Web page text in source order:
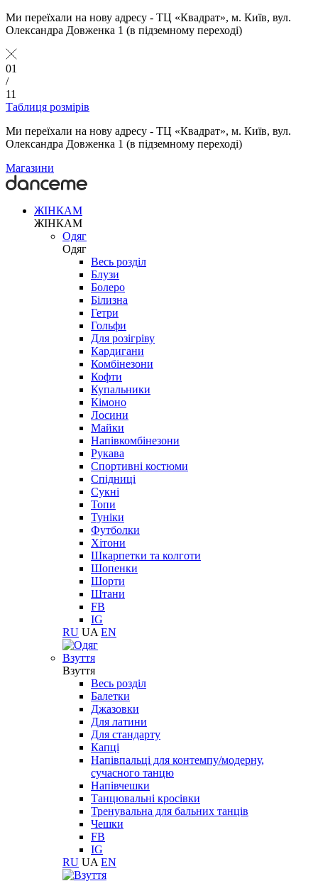
Ми переїхали на нову адресу - ТЦ «Квадрат», м. Київ, вул.
Олександра Довженка 1 (в підземному переході)
01
/
11
Таблиця розмірів
Ми переїхали на нову адресу - ТЦ «Квадрат», м. Київ, вул.
Олександра Довженка 1 (в підземному переході)
Магазини
ЖІНКАМ
ЖІНКАМ
Одяг
Одяг
Весь розділ
Блузи
Болеро
Білизна
Гетри
Гольфи
Для розігріву
Кардигани
Комбінезони
Кофти
Купальники
Кімоно
Лосини
Майки
Напівкомбінезони
Рукава
Спортивні костюми
Спідниці
Сукні
Топи
Туніки
Футболки
Хітони
Шкарпетки та колготи
Шопенки
Шорти
Штани
FB
IG
RU UA EN
Взуття
Взуття
Весь розділ
Балетки
Джазовки
Для латини
Для стандарту
Капці
Напівпальці для контемпу/модерну,
сучасного танцю
Напівчешки
Танцювальні кросівки
Тренувальна для бальних танців
Чешки
FB
IG
RU UA EN